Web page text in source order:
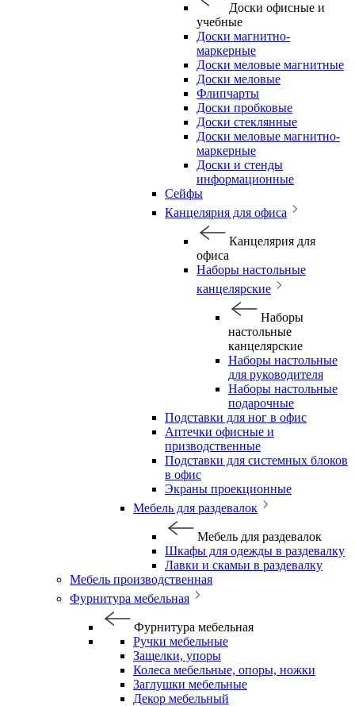
Доски офисные и
учебные
Доски магнитно-
маркерные
Доски меловые магнитные
Доски меловые
Флипчарты
Доски пробковые
Доски стеклянные
Доски меловые магнитно-
маркерные
Доски и стенды
информационные
Сейфы
Канцелярия для офиса
Канцелярия для
офиса
Наборы настольные
канцелярские
Наборы
настольные
канцелярские
Наборы настольные
для руководителя
Наборы настольные
подарочные
Подставки для ног в офис
Аптечки офисные и
призводственные
Подставки для системных блоков
в офис
Экраны проекционные
Мебель для раздевалок
Мебель для раздевалок
Шкафы для одежды в раздевалку
Лавки и скамьи в раздевалку
Мебель производственная
Фурнитура мебельная
Фурнитура мебельная
Ручки мебельные
Защелки, упоры
Колеса мебельные, опоры, ножки
Заглушки мебельные
Декор мебельный